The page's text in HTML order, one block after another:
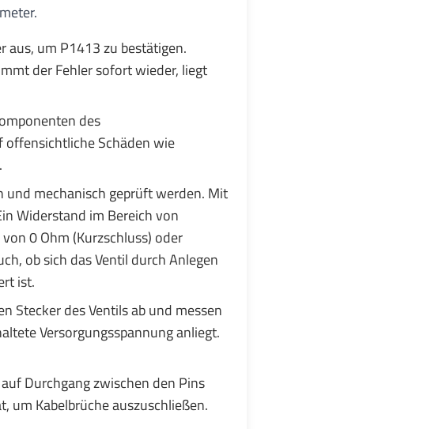
aus, um P1413 zu bestätigen.
der Fehler sofort wieder, liegt
des
offensichtliche Schäden wie
und mechanisch geprüft werden. Mit
Widerstand im Bereich von
0 Ohm (Kurzschluss) oder
ob sich das Ventil durch Anlegen
ist.
Stecker des Ventils ab und messen
Versorgungsspannung anliegt.
Durchgang zwischen den Pins
um Kabelbrüche auszuschließen.